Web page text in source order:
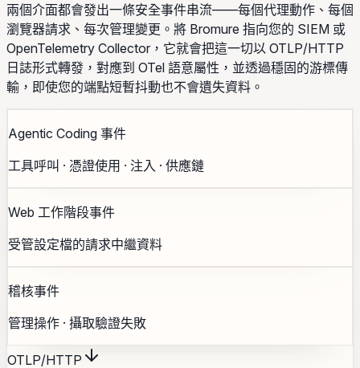
兩個介面都會發出一條安全事件串流——每個代理動作、每個
瀏覽器請求、每次管理變更。將 Bromure 指向您的 SIEM 或
OpenTelemetry Collector，它就會把這一切以 OTLP/HTTP
日誌形式轉發，對應到 OTel 語意屬性，並透過穩固的游標傳
輸，即使您的端點短暫抖動也不會遺失資料。
Agentic Coding 事件
工具呼叫 · 憑證使用 · 注入 · 供應鏈
Web 工作階段事件
受管設定檔的請求中繼資料
稽核事件
管理操作 · 攝取驗證失敗
OTLP/HTTP